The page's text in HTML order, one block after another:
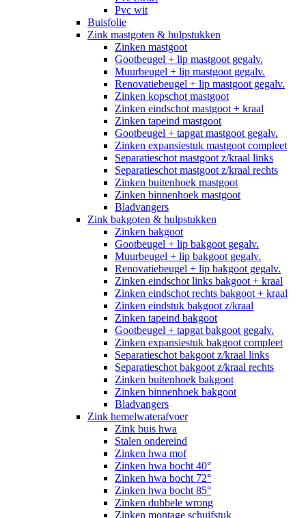
Pvc wit
Buisfolie
Zink mastgoten & hulpstukken
Zinken mastgoot
Gootbeugel + lip mastgoot gegalv.
Muurbeugel + lip mastgoot gegalv.
Renovatiebeugel + lip mastgoot gegalv.
Zinken kopschot mastgoot
Zinken eindschot mastgoot + kraal
Zinken tapeind mastgoot
Gootbeugel + tapgat mastgoot gegalv.
Zinken expansiestuk mastgoot compleet
Separatieschot mastgoot z/kraal links
Separatieschot mastgoot z/kraal rechts
Zinken buitenhoek mastgoot
Zinken binnenhoek mastgoot
Bladvangers
Zink bakgoten & hulpstukken
Zinken bakgoot
Gootbeugel + lip bakgoot gegalv.
Muurbeugel + lip bakgoot gegalv.
Renovatiebeugel + lip bakgoot gegalv.
Zinken eindschot links bakgoot + kraal
Zinken eindschot rechts bakgoot + kraal
Zinken eindstuk bakgoot z/kraal
Zinken tapeind bakgoot
Gootbeugel + tapgat bakgoot gegalv.
Zinken expansiestuk bakgoot compleet
Separatieschot bakgoot z/kraal links
Separatieschot bakgoot z/kraal rechts
Zinken buitenhoek bakgoot
Zinken binnenhoek bakgoot
Bladvangers
Zink hemelwaterafvoer
Zink buis hwa
Stalen ondereind
Zinken hwa mof
Zinken hwa bocht 40°
Zinken hwa bocht 72°
Zinken hwa bocht 85°
Zinken dubbele wrong
Zinken montage schuifstuk